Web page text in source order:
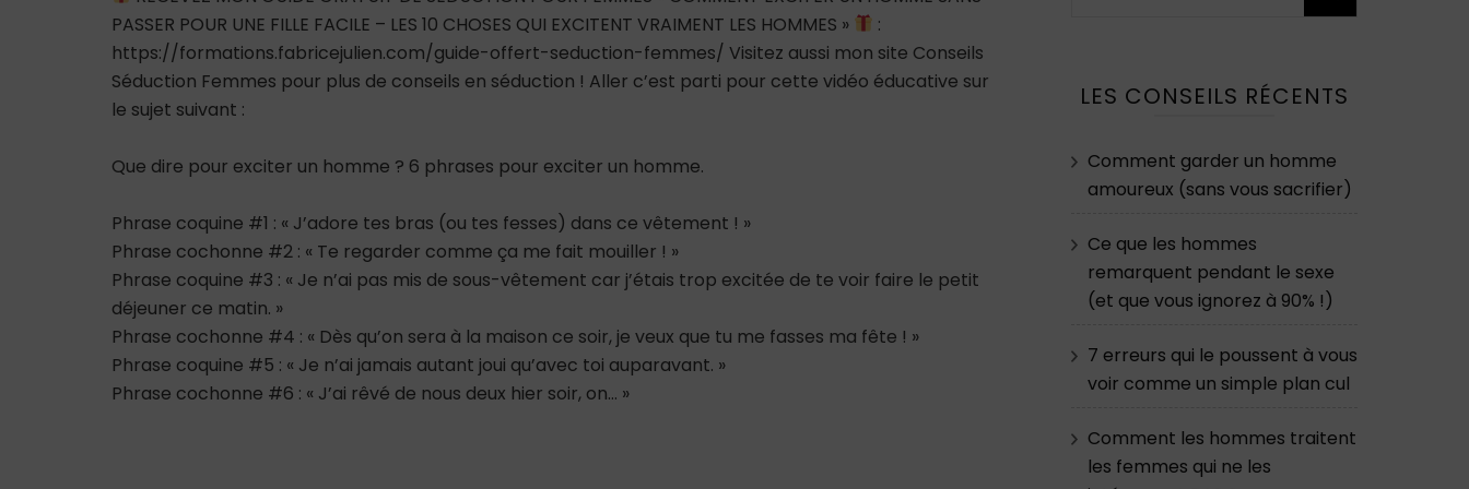
PASSER POUR UNE FILLE FACILE – LES 10 CHOSES QUI EXCITENT VRAIMENT LES HOMMES »
:
https://formations.fabricejulien.com/guide-offert-seduction-femmes/ Visitez aussi mon site Conseils
Séduction Femmes pour plus de conseils en séduction ! Aller c’est parti pour cette vidéo éducative sur
le sujet suivant :
Que dire pour exciter un homme ? 6 phrases pour exciter un homme.
Phrase coquine #1 : « J’adore tes bras (ou tes fesses) dans ce vêtement ! »
Phrase cochonne #2 : « Te regarder comme ça me fait mouiller ! »
Phrase coquine #3 : « Je n’ai pas mis de sous-vêtement car j’étais trop excitée de te voir faire le petit
déjeuner ce matin. »
Phrase cochonne #4 : « Dès qu’on sera à la maison ce soir, je veux que tu me fasses ma fête ! »
Phrase coquine #5 : « Je n’ai jamais autant joui qu’avec toi auparavant. »
Phrase cochonne #6 : « J’ai rêvé de nous deux hier soir, on… »
LES CONSEILS RÉCENTS
Comment garder un homme
amoureux (sans vous sacrifier)
Ce que les hommes
remarquent pendant le sexe
(et que vous ignorez à 90% !)
7 erreurs qui le poussent à vous
voir comme un simple plan cul
Comment les hommes traitent
les femmes qui ne les